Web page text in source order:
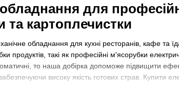
для
та картоплечистки
обладнання для кухні ресторанів, кафе та
продуктів, такі як професійні м'ясорубки
то наша добірка допоможе підвищити
забезпечуючи високу якість готових страв.